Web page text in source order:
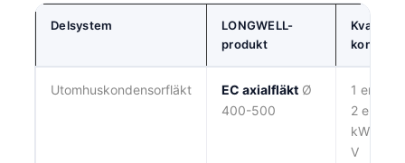
Delsystem
LONGWELL-
produkt
Utomhuskondensorfläkt EC axialfläkt Ø
400-500
1 enhet
2
kW),
V